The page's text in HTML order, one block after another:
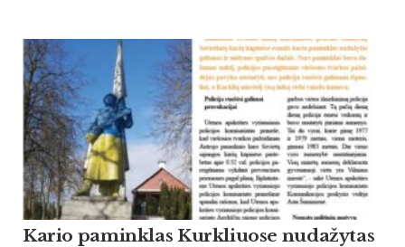
Kario paminklas Kurkliuose nudažytas